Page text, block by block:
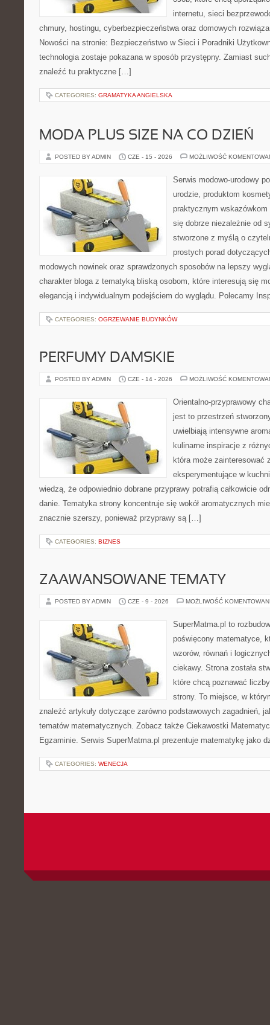
internetu, sieci
chmury, hostingu, cyberbezpieczeństwa oraz domowych
Nowości na stronie: Bezpieczeństwo w Sieci i Poradniki
technologia zostaje pokazana w sposób przystępny. Zamiast
znaleźć tu praktyczne […]
CATEGORIES: GRAMATYKA ANGIELSKA
MODA PLUS SIZE NA CO DZIEŃ
POSTED BY ADMIN CZE - 15 - 2026 MOŻLIWOŚĆ
Serwis modowo-urodowy
urodzie, produktom
praktycznym
się dobrze niezależnie od
stworzone z myślą o
prostych porad
modowych nowinek oraz sprawdzonych sposobów na lepszy
charakter bloga z tematyką bliską osobom, które interesują się
elegancją i indywidualnym podejściem do wyglądu. Polecamy
CATEGORIES: OGRZEWANIE BUDYNKÓW
PERFUMY DAMSKIE
POSTED BY ADMIN CZE - 14 - 2026 MOŻLIWOŚĆ
Orientalno-przyprawowy
jest to przestrzeń
uwielbiają intensywne
kulinarne inspiracje z
która może zainteresować
eksperymentujące w
wiedzą, że odpowiednio dobrane przyprawy potrafią całkowicie
danie. Tematyka strony koncentruje się wokół aromatycznych
znacznie szerszy, ponieważ przyprawy są […]
CATEGORIES: BIZNES
ZAAWANSOWANE TEMATY
POSTED BY ADMIN CZE - 9 - 2026 MOŻLIWOŚĆ
SuperMatma.pl to
poświęcony matematyce,
wzorów, równań i
ciekawy. Strona została
które chcą poznawać
strony. To miejsce, w
znaleźć artykuły dotyczące zarówno podstawowych zagadnień,
tematów matematycznych. Zobacz także Ciekawostki
Egzaminie. Serwis SuperMatma.pl prezentuje matematykę jako
CATEGORIES: WENECJA